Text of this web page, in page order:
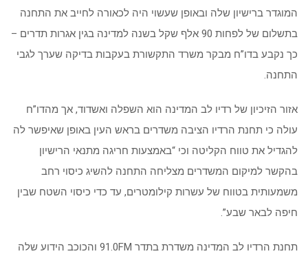
המוגדר ברישיון שלה ובאופן שעשוי היה לכאורה לחייב את התחנה
בתשלום של לפחות 90 אלף שקל בשנה למדינה בגין אגרות תדרים –
כך נקבע בדו”ח מבקר משרד התקשורת בעקבות בדיקה שערך לגבי
התחנה.
אזור הזיכיון של רדיו לב המדינה הוא השפלה ואשדוד, אך מהדו”ח
עולה כי תחנת הרדיו הציבה משדרים בראש העין באופן שאיפשר לה
להגדיל את טווח הקליטה וכי “באמצעות חריגה מתנאי הרישיון
בהקשר למיקום המשדרים מצליחה התחנה להשיג כיסוי רחב
משמעותית בטווח של עשרות קילומטרים, עד כדי כיסוי השטח שבין
חיפה לבאר שבע”.
תחנת הרדיו לב המדינה משדרת בתדר 91.0FM והכוכב הידוע שלה